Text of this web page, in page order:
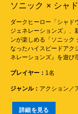
ソニック × シャ
ダークヒーロー「シャド
ジェネレーションズ」、
ンが楽しめる「ソニック
なったハイスピードアク
ネレーションズ』を遊び
プレイヤー： 1名
ジャンル： アクション／
詳細を見る